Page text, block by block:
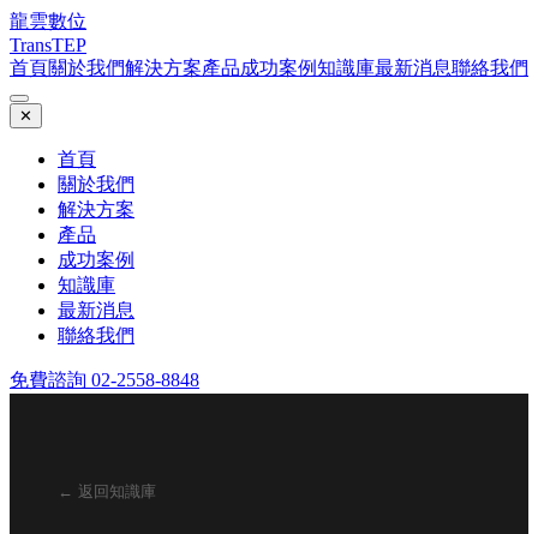
龍雲數位
TransTEP
首頁關於我們解決方案產品成功案例知識庫最新消息聯絡我們
✕
首頁
關於我們
解決方案
產品
成功案例
知識庫
最新消息
聯絡我們
免費諮詢 02-2558-8848
← 返回知識庫